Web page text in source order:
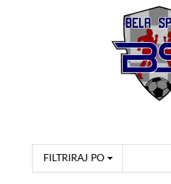
FILTRIRAJ PO